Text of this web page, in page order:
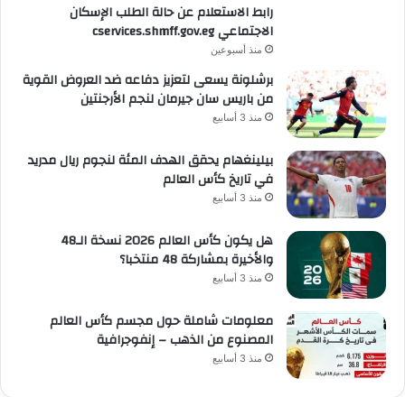
رابط الاستعلام عن حالة الطلب الإسكان
الاجتماعي cservices.shmff.gov.eg
منذ أسبوعين
برشلونة يسعى لتعزيز دفاعه ضد العروض القوية
من باريس سان جيرمان لنجم الأرجنتين
منذ 3 أسابيع
بيلينغهام يحقق الهدف المئة لنجوم ريال مدريد
في تاريخ كأس العالم
منذ 3 أسابيع
هل يكون كأس العالم 2026 نسخة الـ48
والأخيرة بمشاركة 48 منتخبا؟
منذ 3 أسابيع
معلومات شاملة حول مجسم كأس العالم
المصنوع من الذهب – إنفوجرافية
منذ 3 أسابيع